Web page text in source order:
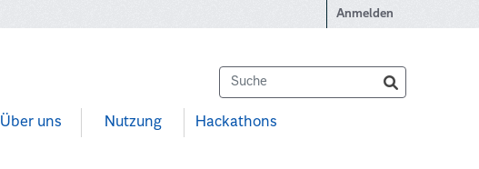
Anmelden
Über uns Nutzung Hackathons